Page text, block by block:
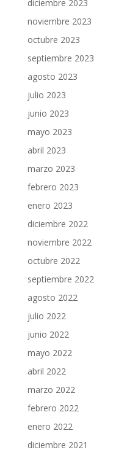
diciembre 2023
noviembre 2023
octubre 2023
septiembre 2023
agosto 2023
julio 2023
junio 2023
mayo 2023
abril 2023
marzo 2023
febrero 2023
enero 2023
diciembre 2022
noviembre 2022
octubre 2022
septiembre 2022
agosto 2022
julio 2022
junio 2022
mayo 2022
abril 2022
marzo 2022
febrero 2022
enero 2022
diciembre 2021